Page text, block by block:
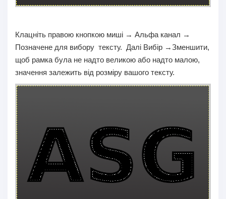
Клацніть правою кнопкою миші → Альфа канал →
Позначене для вибору тексту. Далі Вибір →Зменшити,
щоб рамка була не надто великою або надто малою,
значення залежить від розміру вашого тексту.